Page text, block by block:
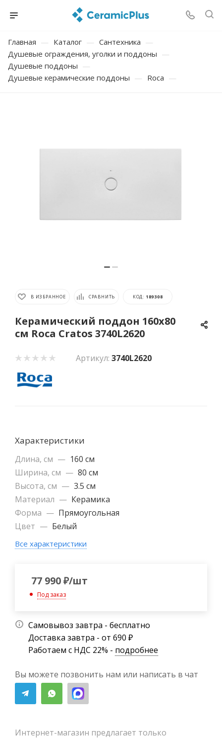
Главная — Каталог — Сантехника —
Душевые ограждения, уголки и поддоны —
Душевые поддоны —
Душевые керамические поддоны — Roca —
В ИЗБРАННОЕ СРАВНИТЬ КОД: 189308
Керамический поддон 160x80
см Roca Cratos 3740L2620
Артикул: 3740L2620
Характеристики
Длина, см — 160 см
Ширина, см — 80 см
Высота, см — 3.5 см
Материал — Керамика
Форма — Прямоугольная
Цвет — Белый
Все характеристики
77 990₽/шт
Под заказ
Самовывоз завтра - бесплатно
Доставка завтра - от 690 ₽
Работаем с НДС 22% - подробнее
Вы можете позвонить нам или написать в чат
Интернет-магазин предлагает только